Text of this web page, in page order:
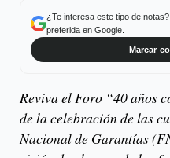
¿Te interesa este tipo de
preferida en Google.
Marcar
Reviva el Foro “40 años
de la celebración de las
Nacional de Garantías